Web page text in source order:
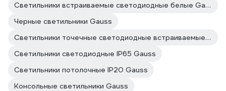
Светильники встраиваемые светодиодные белые Gauss
Черные светильники Gauss
Светильники точечные светодиодные встраиваемые Gauss
Светильники светодиодные IP65 Gauss
Светильники потолочные IP20 Gauss
Консольные светильники Gauss